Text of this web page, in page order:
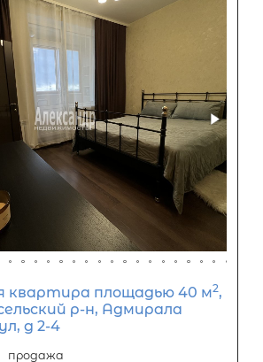
Отправить заявку
НЕДВИЖИМОСТЬ» не является кредитной
предоставляется банками-
характер и не является
платежей по кредиту и предоставления
обратитесь к менеджерам нашей
Боткинская д. 15 тел. +7(812) 200-4000 )